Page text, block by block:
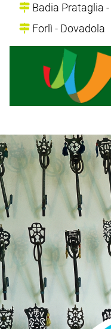
Badia Prataglia
Forlì - Dovadola